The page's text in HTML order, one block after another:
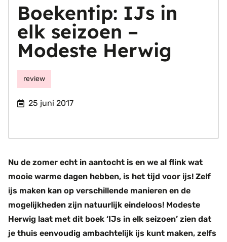
Boekentip: IJs in
elk seizoen –
Modeste Herwig
review
25 juni 2017
Nu de zomer echt in aantocht is en we al flink wat
mooie warme dagen hebben, is het tijd voor ijs! Zelf
ijs maken kan op verschillende manieren en de
mogelijkheden zijn natuurlijk eindeloos! Modeste
Herwig laat met dit boek ‘IJs in elk seizoen’ zien dat
je thuis eenvoudig ambachtelijk ijs kunt maken, zelfs